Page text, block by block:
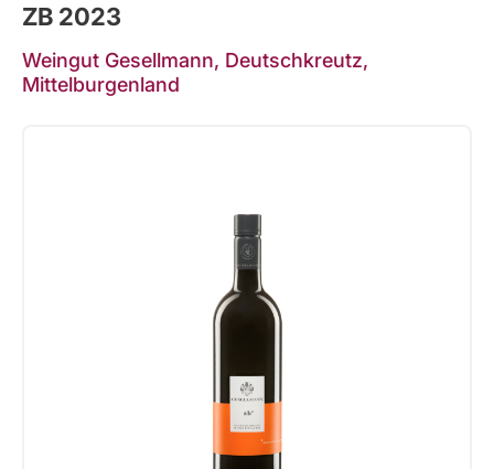
ZB 2023
Weingut Gesellmann, Deutschkreutz,
Mittelburgenland